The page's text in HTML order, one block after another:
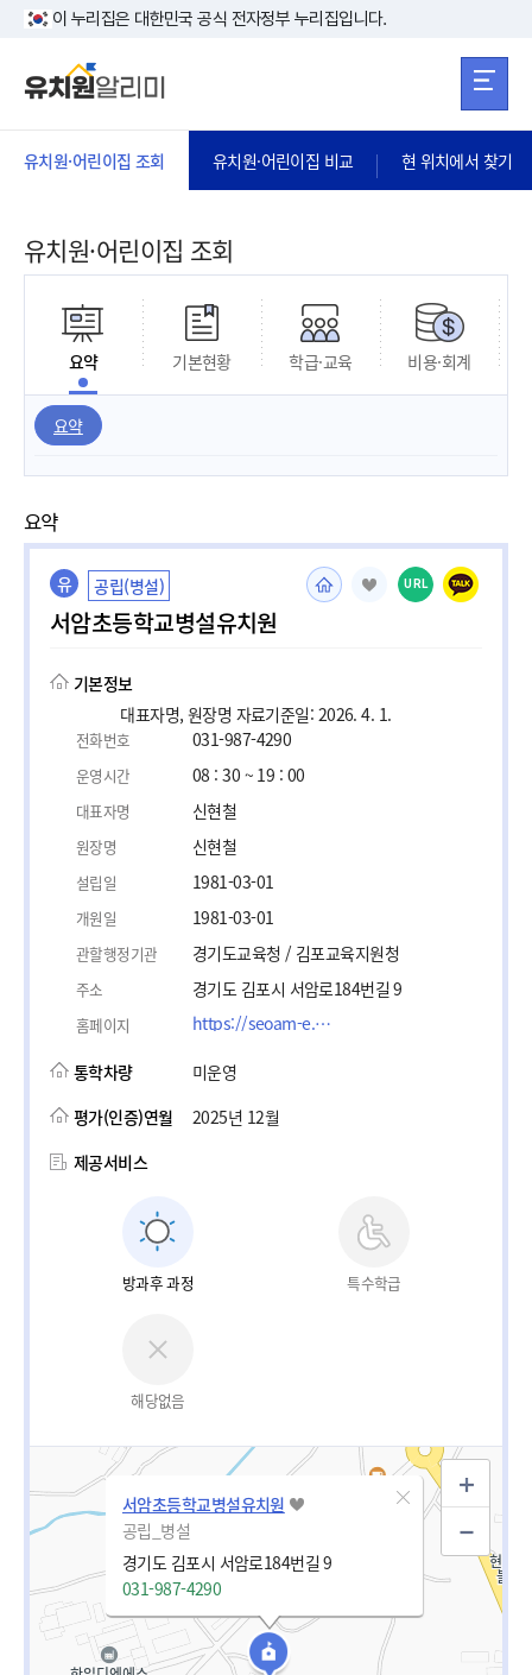
본문 바로가기
이 누리집은 대한민국 공식 전자정부 누리집입니다.
유치원·어린이집 조회 유치원·어린이집 비교 현 위치에서 찾기
유치원·어린이집 조회
요약 기본현황 학급·교육 비용·회계
요약
요약
유 공립(병설)
서암초등학교병설유치원
URL
기본정보
대표자명, 원장명 자료기준일: 2026. 4. 1.
전화번호 031-987-4290
운영시간 08 : 30 ~ 19 : 00
대표자명 신현철
원장명 신현철
설립일 1981-03-01
개원일 1981-03-01
관할행정기관 경기도교육청 / 김포교육지원청
주소 경기도 김포시 서암로184번길 9
홈페이지 https://seoam-e.gpoe.kr
통학차량
미운영
평가(인증)연월
2025년 12월
제공서비스
방과후 과정 특수학급
해당없음
서암초등학교병설유치원
공립_병설
경기도 김포시 서암로184번길 9
031-987-4290